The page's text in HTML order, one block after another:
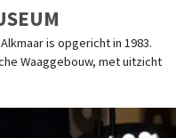
is opgericht in 1983.
Waaggebouw, met uitzicht